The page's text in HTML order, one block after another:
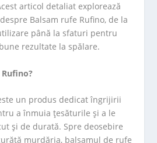
articol detaliat explorează
Balsam rufe Rufino, de la
până la sfaturi pentru
rezultate la spălare.
Rufino?
un produs dedicat îngrijirii
a înmuia țesăturile și a le
și de durată. Spre deosebire
murdăria, balsamul de rufe